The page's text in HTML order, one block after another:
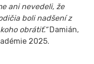
ani nevedeli, že
boli nadšení z
obrátiť.”Damián,
2025.